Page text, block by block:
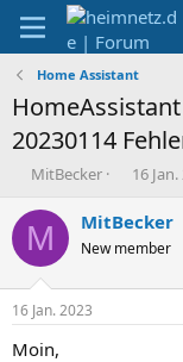
Home Assistant
20230114
E
s
t
e
r
MitBecker
E
s
e
t
16
M MitBecker
New member
16 Jan. 2023
Moin,